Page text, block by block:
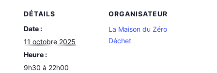
DÉTAILS
Date :
11 octobre 2025
Heure :
9h30 à 22h00
ORGANISATEUR
La Maison du Zéro
Déchet